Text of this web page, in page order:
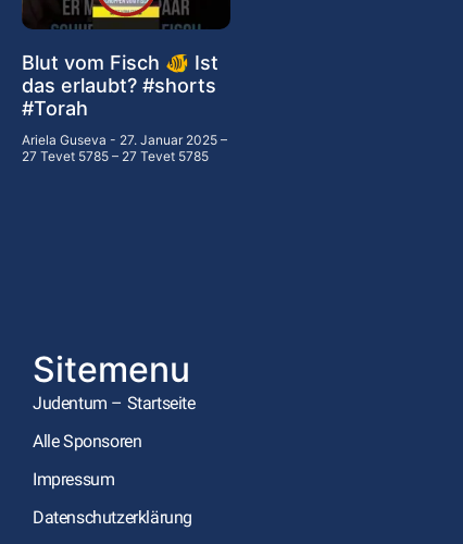
Blut vom Fisch 🐠 Ist
das erlaubt? #shorts
#Torah
Ariela Guseva
27. Januar 2025 –
27 Tevet 5785 – 27 Tevet 5785
Sitemenu
Judentum – Startseite
Alle Sponsoren
Impressum
Datenschutzerklärung